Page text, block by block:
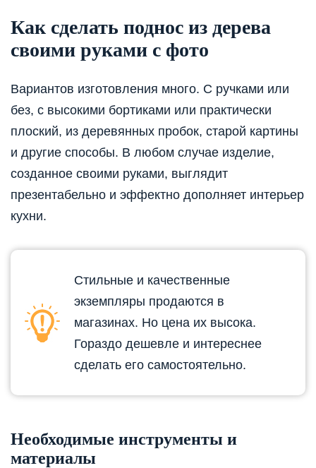
Как сделать поднос из дерева
своими руками с фото
Вариантов изготовления много. С ручками или
без, с высокими бортиками или практически
плоский, из деревянных пробок, старой картины
и другие способы. В любом случае изделие,
созданное своими руками, выглядит
презентабельно и эффектно дополняет интерьер
кухни.
Стильные и качественные
экземпляры продаются в
магазинах. Но цена их высока.
Гораздо дешевле и интереснее
сделать его самостоятельно.
Необходимые инструменты и
материалы